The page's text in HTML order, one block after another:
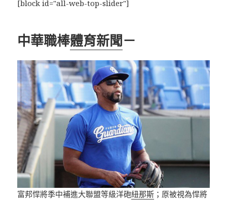
[block id="all-web-top-slider"]
中華職棒體育新聞－
富邦悍將季中補進大聯盟等級洋砲紐那斯 ；原被視為悍將